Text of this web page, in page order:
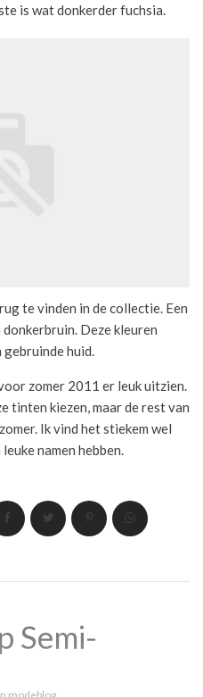
is wat donkerder fuchsia.
te vinden in de collectie. Een
Deze kleuren
huid.
zomer 2011 er leuk uitzien.
tinten kiezen, maar de rest van
Ik vind het stiekem wel
namen hebben.
Semi-
modeblog